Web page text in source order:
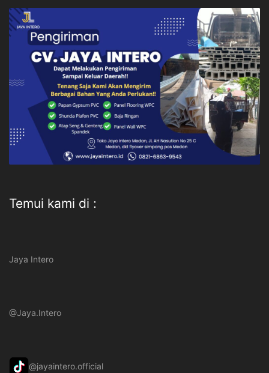
Temui kami di :
Jaya Intero
@Jaya.Intero
@jayaintero.official